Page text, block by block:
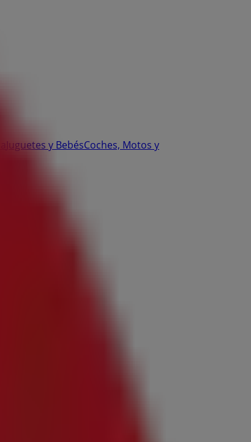
Juguetes y BebésCoches, Motos y